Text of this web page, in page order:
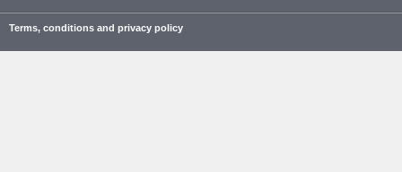
Terms, conditions and privacy policy